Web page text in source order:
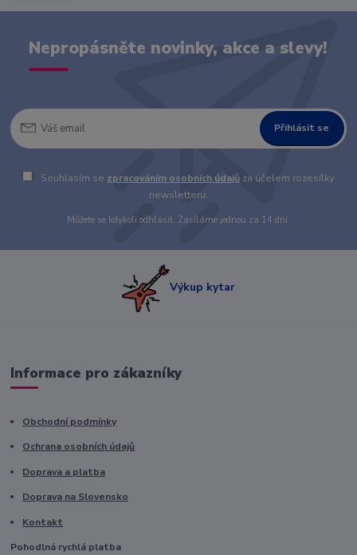
Nepropásněte novinky, akce a slevy!
Přihlásit se
Souhlasím se zpracováním osobních údajů za účelem rozesílky
newsletteru.
Můžete se kdykoli odhlásit. Zasíláme jednou za 14 dní.
Výkup kytar
Informace pro zákazníky
Obchodní podmínky
Ochrana osobních údajů
Doprava a platba
Doprava na Slovensko
Kontakt
Pohodlná rychlá platba